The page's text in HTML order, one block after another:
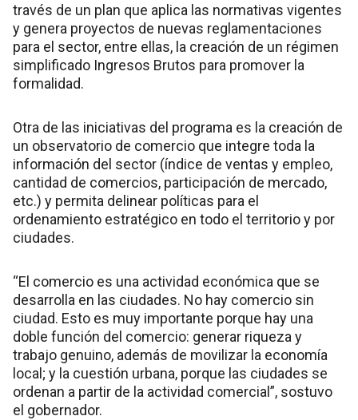
través de un plan que aplica las normativas vigentes
y genera proyectos de nuevas reglamentaciones
para el sector, entre ellas, la creación de un régimen
simplificado Ingresos Brutos para promover la
formalidad.
Otra de las iniciativas del programa es la creación de
un observatorio de comercio que integre toda la
información del sector (índice de ventas y empleo,
cantidad de comercios, participación de mercado,
etc.) y permita delinear políticas para el
ordenamiento estratégico en todo el territorio y por
ciudades.
“El comercio es una actividad económica que se
desarrolla en las ciudades. No hay comercio sin
ciudad. Esto es muy importante porque hay una
doble función del comercio: generar riqueza y
trabajo genuino, además de movilizar la economía
local; y la cuestión urbana, porque las ciudades se
ordenan a partir de la actividad comercial”, sostuvo
el gobernador.